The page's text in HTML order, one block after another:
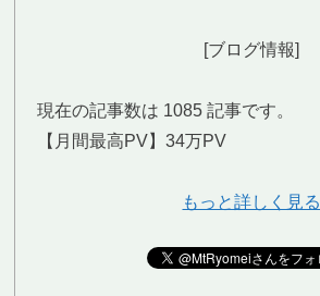
[ブログ情報]
現在の記事数は 1085 記事です。
【月間最高PV】34万PV
もっと詳しく見る